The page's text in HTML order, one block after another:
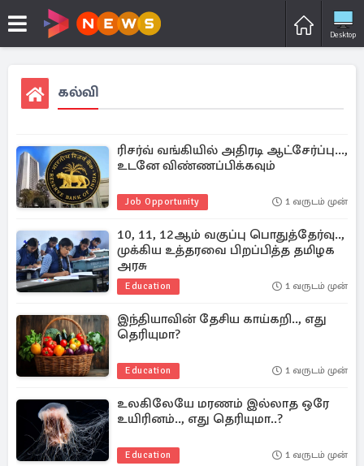
Desktop
கல்வி
ரிசர்வ் வங்கியில் அதிரடி ஆட்சேர்ப்பு...,
உடனே விண்ணப்பிக்கவும்
Job Opportunity 1 வருடம் முன்
10, 11, 12ஆம் வகுப்பு பொதுத்தேர்வு..,
முக்கிய உத்தரவை பிறப்பித்த தமிழக
அரசு
Education 1 வருடம் முன்
இந்தியாவின் தேசிய காய்கறி.., எது
தெரியுமா?
Education 1 வருடம் முன்
உலகிலேயே மரணம் இல்லாத ஒரே
உயிரினம்.., எது தெரியுமா..?
Education 1 வருடம் முன்